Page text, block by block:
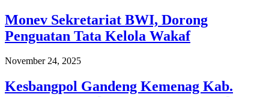
Monev Sekretariat BWI, Dorong
Penguatan Tata Kelola Wakaf
November 24, 2025
Kesbangpol Gandeng Kemenag Kab.